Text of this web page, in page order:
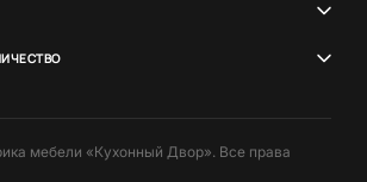
мебели «Кухонный Двор». Все права